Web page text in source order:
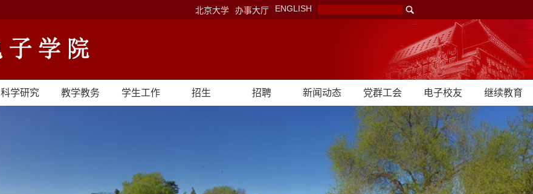
北京大学 办事大厅 ENGLISH
科学研究 教学教务 学生工作 招生 招聘 新闻动态 党群工会 电子校友 继续教育